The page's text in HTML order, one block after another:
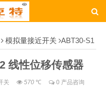
模拟量接近开关 ABT30-S1
线性位移传感器
关 570℃ 0 产品咨询